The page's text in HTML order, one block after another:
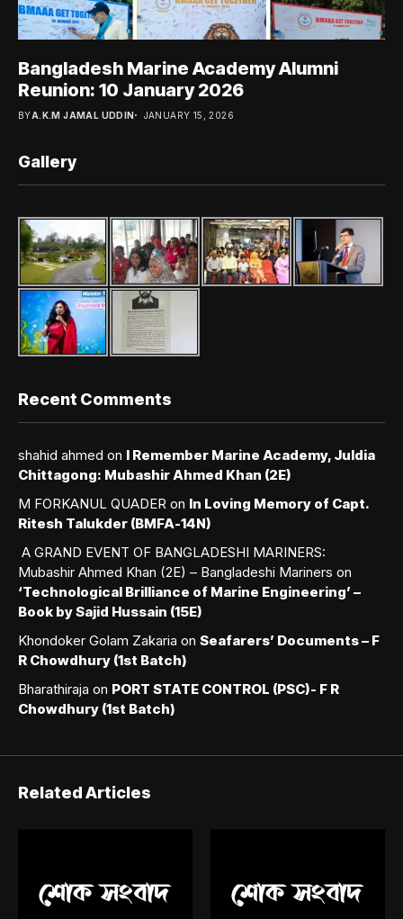
Bangladesh Marine Academy Alumni
Reunion: 10 January 2026
BYA.K.M JAMAL UDDIN JANUARY 15, 2026
Gallery
Recent Comments
shahid ahmed on I Remember Marine Academy, Juldia
Chittagong: Mubashir Ahmed Khan (2E)
M FORKANUL QUADER on In Loving Memory of Capt.
Ritesh Talukder (BMFA-14N)
A GRAND EVENT OF BANGLADESHI MARINERS:
Mubashir Ahmed Khan (2E) – Bangladeshi Mariners on
‘Technological Brilliance of Marine Engineering’ –
Book by Sajid Hussain (15E)
Khondoker Golam Zakaria on Seafarers’ Documents – F
R Chowdhury (1st Batch)
Bharathiraja on PORT STATE CONTROL (PSC)- F R
Chowdhury (1st Batch)
Related Articles